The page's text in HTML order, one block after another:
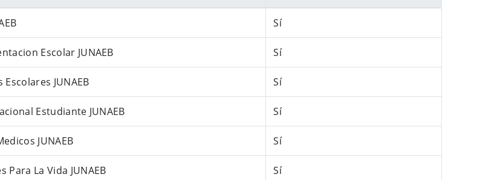
Sí
Escolar JUNAEB Sí
JUNAEB Sí
Estudiante JUNAEB Sí
JUNAEB Sí
La Vida JUNAEB Sí